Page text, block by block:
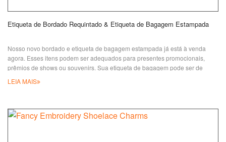
Etiqueta de Bordado Requintado & Etiqueta de Bagagem Estampada
Nosso novo bordado e etiqueta de bagagem estampada já está à venda
agora. Esses itens podem ser adequados para presentes promocionais,
prêmios de shows ou souvenirs. Sua etiqueta de bagagem pode ser de
criação a formatos normais. A parte frontal pode ser com logotipo
LEIA MAIS